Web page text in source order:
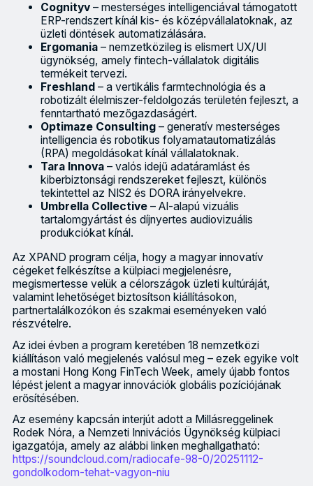
Cognityv – mesterséges intelligenciával támogatott
ERP-rendszert kínál kis- és középvállalatoknak, az
üzleti döntések automatizálására.
Ergomania – nemzetközileg is elismert UX/UI
ügynökség, amely fintech-vállalatok digitális
termékeit tervezi.
Freshland – a vertikális farmtechnológia és a
robotizált élelmiszer-feldolgozás területén fejleszt, a
fenntartható mezőgazdaságért.
Optimaze Consulting– generatív mesterséges
intelligencia és robotikus folyamatautomatizálás
(RPA) megoldásokat kínál vállalatoknak.
Tara Innova– valós idejű adatáramlást és
kiberbiztonsági rendszereket fejleszt, különös
tekintettel az NIS2 és DORA irányelvekre.
Umbrella Collective– AI-alapú vizuális
tartalomgyártást és díjnyertes audiovizuális
produkciókat kínál.
Az XPAND program célja, hogy a magyar innovatív
cégeket felkészítse a külpiaci megjelenésre,
megismertesse velük a célországok üzleti kultúráját,
valamint lehetőséget biztosítson kiállításokon,
partnertalálkozókon és szakmai eseményeken való
részvételre.
Az idei évben a program keretében 18 nemzetközi
kiállításon való megjelenés valósul meg – ezek egyike volt
a mostani Hong Kong FinTech Week, amely újabb fontos
lépést jelent a magyar innovációk globális pozíciójának
erősítésében.
Az esemény kapcsán interjút adott a Millásreggelinek
Rodek Nóra, a Nemzeti Innivációs Ügynökség külpiaci
igazgatója, amely az alábbi linken meghallgatható:
https://soundcloud.com/radiocafe-98-0/20251112-
gondolkodom-tehat-vagyon-niu